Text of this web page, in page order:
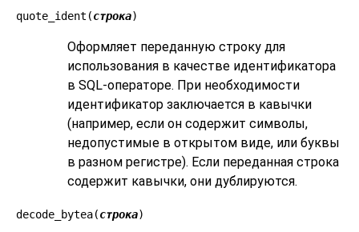
quote_ident(строка)
Оформляет переданную строку для
использования в качестве идентификатора
в SQL-операторе. При необходимости
идентификатор заключается в кавычки
(например, если он содержит символы,
недопустимые в открытом виде, или буквы
в разном регистре). Если переданная строка
содержит кавычки, они дублируются.
decode_bytea(строка)